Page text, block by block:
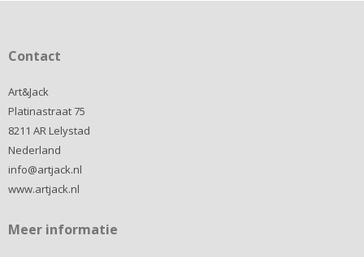
Contact
Art&Jack
Platinastraat 75
8211 AR Lelystad
Nederland
info@artjack.nl
www.artjack.nl
Meer informatie